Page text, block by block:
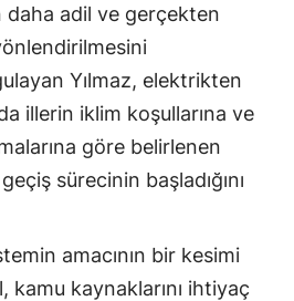
adil ve gerçekten
Yılmaz, elektrikten
illerin iklim koşullarına ve
göre belirlenen
sürecinin başladığını
amacının bir kesimi
kamu kaynaklarını ihtiyaç